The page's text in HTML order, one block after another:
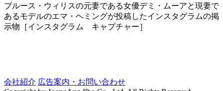
ブルース・ウィリスの元妻である女優デミ・ムーアと現妻で
あるモデルのエマ・ヘミングが投稿したインスタグラムの掲
示物［インスタグラム キャプチャー］
会社紹介 広告案内・お問い合わせ